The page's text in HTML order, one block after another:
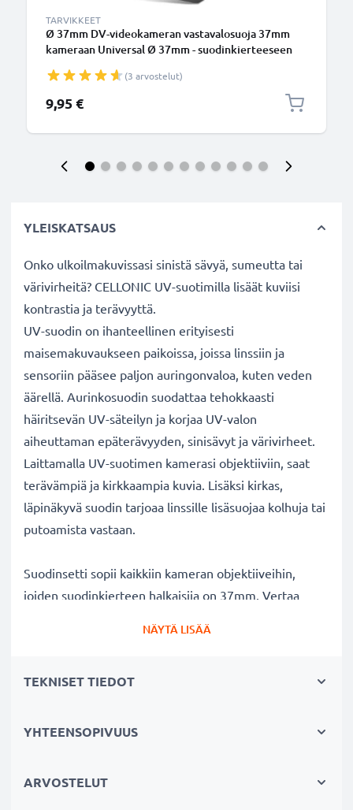
TARVIKKEET
Ø 37mm DV-videokameran vastavalosuoja 37mm
kameraan Universal Ø 37mm - suodinkierteeseen
CELLONIC
(3 arvostelut)
9,95 €
YLEISKATSAUS
Onko ulkoilmakuvissasi sinistä sävyä, sumeutta tai
värivirheitä? CELLONIC UV-suotimilla lisäät kuviisi
kontrastia ja terävyyttä.
UV-suodin on ihanteellinen erityisesti
maisemakuvaukseen paikoissa, joissa linssiin ja
sensoriin pääsee paljon auringonvaloa, kuten veden
äärellä. Aurinkosuodin suodattaa tehokkaasti
häiritsevän UV-säteilyn ja korjaa UV-valon
aiheuttaman epäterävyyden, sinisävyt ja värivirheet.
Laittamalla UV-suotimen kamerasi objektiiviin, saat
terävämpiä ja kirkkaampia kuvia. Lisäksi kirkas,
läpinäkyvä suodin tarjoaa linssille lisäsuojaa kolhuja tai
putoamista vastaan.
Suodinsetti sopii kaikkiin kameran objektiiveihin,
joiden suodinkierteen halkaisija on 37mm. Vertaa
Parempi kuvanlaatu väreistä tai
✔ Terävämpiä ja kirkkaampia kuvia: korjaa UV-valon
NÄYTÄ LISÄÄ
TEKNISET TIEDOT
YHTEENSOPIVUUS
ARVOSTELUT